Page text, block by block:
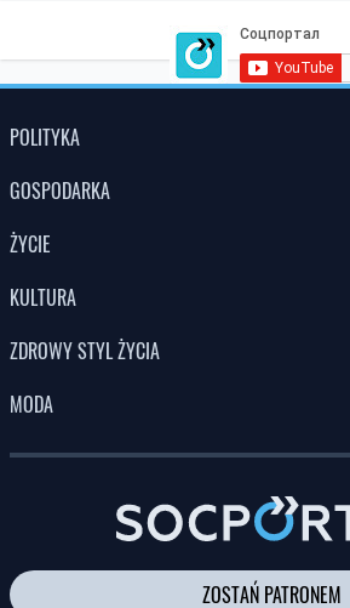
POLITYKA
GOSPODARKA
ŻYCIE
KULTURA
ZDROWY STYL ŻYCIA
MODA